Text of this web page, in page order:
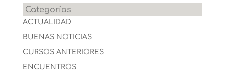
Categorías
ACTUALIDAD
BUENAS NOTICIAS
CURSOS ANTERIORES
ENCUENTROS